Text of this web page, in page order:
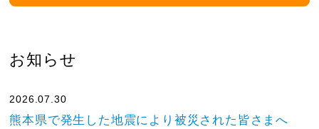
お知らせ
2026.07.30
熊本県で発生した地震により被災された皆さまへ